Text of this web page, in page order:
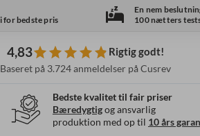
for bedste pris
En nem
100 nætters
4,83 Rigtig godt!
Baseret på 3.724 anmeldelser på Cusrev
Bedste kvalitet til fair priser
Bæredygtigog ansvarlig
produktion med op til 10 års